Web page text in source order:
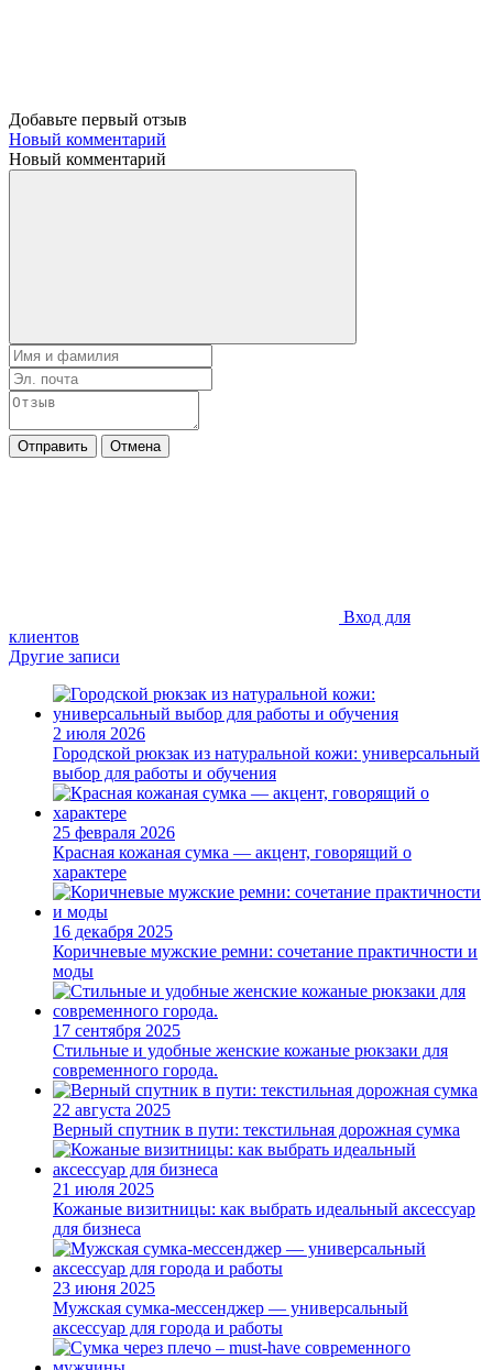
Добавьте первый отзыв
Новый комментарий
Новый комментарий
Отправить Отмена
Вход для
клиентов
Другие записи
2 июля 2026
Городской рюкзак из натуральной кожи: универсальный
выбор для работы и обучения
25 февраля 2026
Красная кожаная сумка — акцент, говорящий о
характере
16 декабря 2025
Коричневые мужские ремни: сочетание практичности и
моды
17 сентября 2025
Стильные и удобные женские кожаные рюкзаки для
современного города.
22 августа 2025
Верный спутник в пути: текстильная дорожная сумка
21 июля 2025
Кожаные визитницы: как выбрать идеальный аксессуар
для бизнеса
23 июня 2025
Мужская сумка-мессенджер — универсальный
аксессуар для города и работы